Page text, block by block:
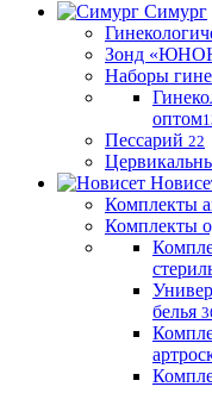
Симург
Зонд
Наборы
оптом
Пессарий 22
Комплекты
Комплекты
белья